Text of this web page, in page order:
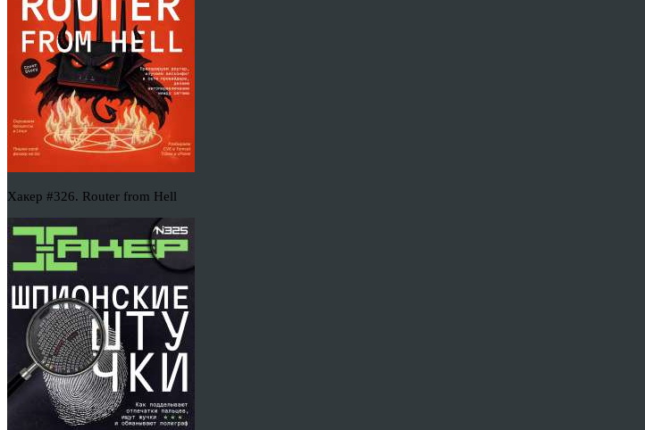
Хакер #326. Router from Hell